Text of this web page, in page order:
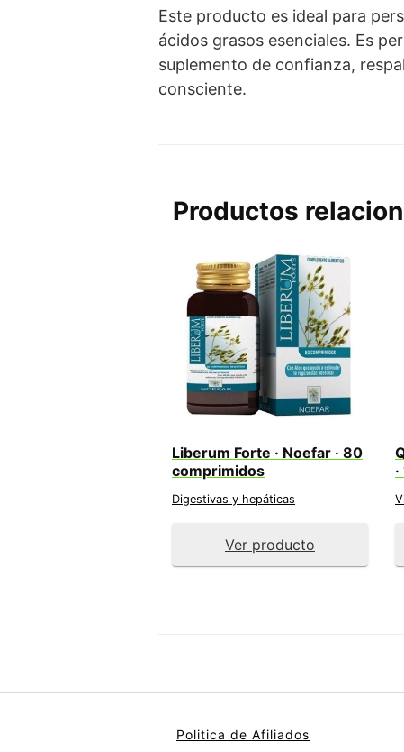
Este producto es ideal para
ácidos grasos esenciales. Es
suplemento de confianza,
consciente.
Productos
Liberum Forte · Noefar · 80
comprimidos
Digestivas y hepáticas
Ver producto
Politica de Afiliados